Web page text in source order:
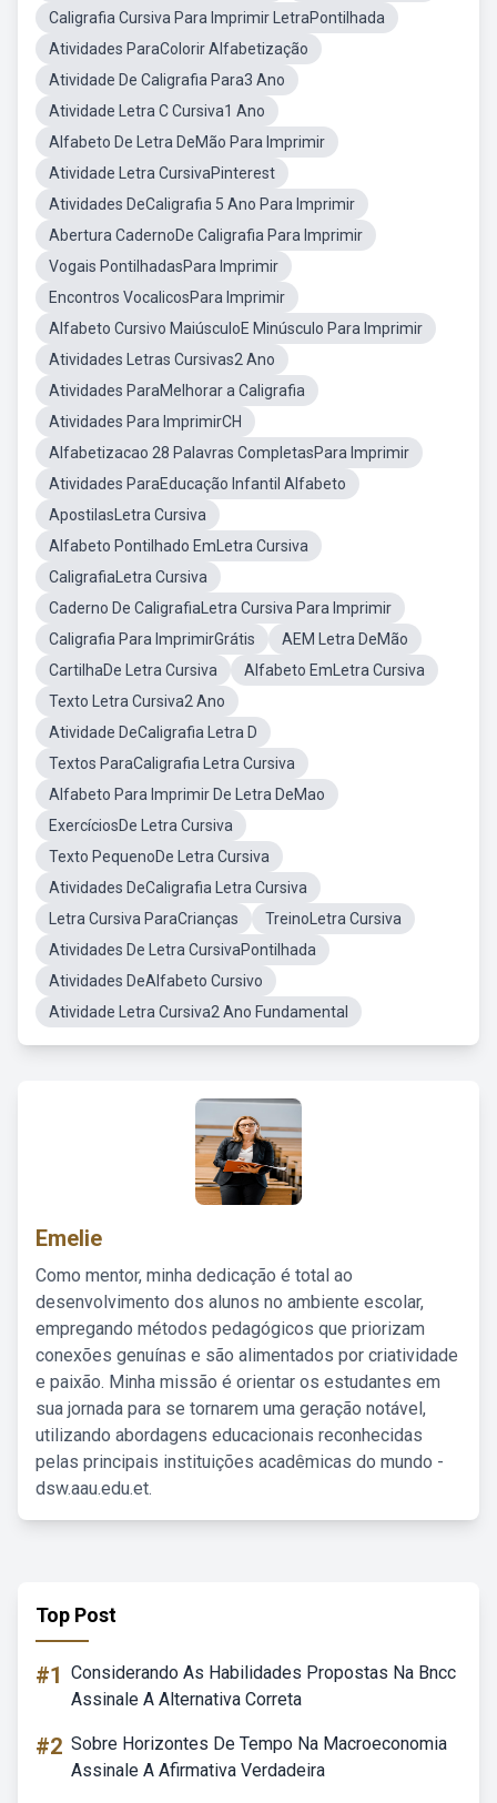
Caligrafia Cursiva Para Imprimir LetraPontilhada
Atividades ParaColorir Alfabetização
Atividade De Caligrafia Para3 Ano
Atividade Letra C Cursiva1 Ano
Alfabeto De Letra DeMão Para Imprimir
Atividade Letra CursivaPinterest
Atividades DeCaligrafia 5 Ano Para Imprimir
Abertura CadernoDe Caligrafia Para Imprimir
Vogais PontilhadasPara Imprimir
Encontros VocalicosPara Imprimir
Alfabeto Cursivo MaiúsculoE Minúsculo Para Imprimir
Atividades Letras Cursivas2 Ano
Atividades ParaMelhorar a Caligrafia
Atividades Para ImprimirCH
Alfabetizacao 28 Palavras CompletasPara Imprimir
Atividades ParaEducação Infantil Alfabeto
ApostilasLetra Cursiva
Alfabeto Pontilhado EmLetra Cursiva
CaligrafiaLetra Cursiva
Caderno De CaligrafiaLetra Cursiva Para Imprimir
Caligrafia Para ImprimirGrátis
AEM Letra DeMão
CartilhaDe Letra Cursiva
Alfabeto EmLetra Cursiva
Texto Letra Cursiva2 Ano
Atividade DeCaligrafia Letra D
Textos ParaCaligrafia Letra Cursiva
Alfabeto Para Imprimir De Letra DeMao
ExercíciosDe Letra Cursiva
Texto PequenoDe Letra Cursiva
Atividades DeCaligrafia Letra Cursiva
Letra Cursiva ParaCrianças
TreinoLetra Cursiva
Atividades De Letra CursivaPontilhada
Atividades DeAlfabeto Cursivo
Atividade Letra Cursiva2 Ano Fundamental
Emelie
Como mentor, minha dedicação é total ao
desenvolvimento dos alunos no ambiente escolar,
empregando métodos pedagógicos que priorizam
conexões genuínas e são alimentados por criatividade
e paixão. Minha missão é orientar os estudantes em
sua jornada para se tornarem uma geração notável,
utilizando abordagens educacionais reconhecidas
pelas principais instituições acadêmicas do mundo -
dsw.aau.edu.et.
Top Post
#1 Considerando As Habilidades Propostas Na Bncc
Assinale A Alternativa Correta
#2 Sobre Horizontes De Tempo Na Macroeconomia
Assinale A Afirmativa Verdadeira